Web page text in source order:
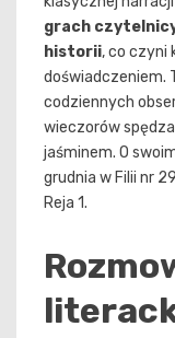
grach
historii, co czyni
doświadczeniem.
codziennych
wieczorów
jaśminem. O
grudnia w Filii nr
Reja 1.